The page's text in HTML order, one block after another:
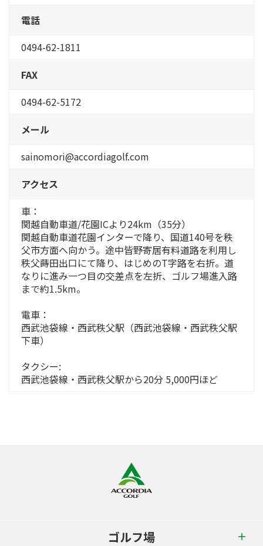
電話
0494-62-1811
FAX
0494-62-5172
メール
sainomori@accordiagolf.com
アクセス
車：
関越自動車道/花園ICより24km（35分）
関越自動車道花園インターで降り、国道140号を秩
父市方面へ向かう。途中皆野寄居有料道路を利用し
秩父蒔田出口にて降り、はじめのT字路を右折。道
なりに進み一つ目の交差点を左折、ゴルフ場進入路
まで約1.5km。
電車：
西武池袋線・西武秩父駅（西武池袋線・西武秩父駅
下車）
タクシー:
西武池袋線・西武秩父駅から20分 5,000円ほど
ゴルフ場